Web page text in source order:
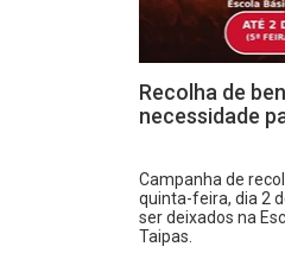
Recolha de
necessidade
Campanha de
quinta-feira, dia 2
ser deixados na
Taipas.